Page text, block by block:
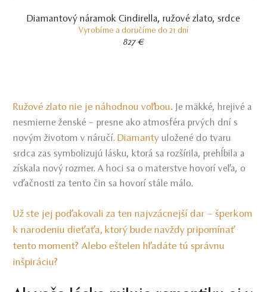
Diamantový náramok Cindirella, ružové zlato, srdce
Vyrobíme a doručíme do 21 dní
827 €
Ružové zlato nie je náhodnou voľbou.
Je mäkké, hrejivé a
nesmierne ženské – presne ako atmosféra prvých dní s
novým životom v náručí. Diamanty uložené do tvaru
srdca zas symbolizujú lásku, ktorá sa rozšírila, prehĺbila a
získala nový rozmer. A hoci sa o materstve hovorí veľa, o
vďačnosti za tento čin sa hovorí stále málo.
Už ste jej poďakovali za ten najvzácnejší dar – šperkom
k narodeniu dieťaťa, ktorý bude navždy pripomínať
tento moment? Alebo eštelen hľadáte tú správnu
inšpiráciu?